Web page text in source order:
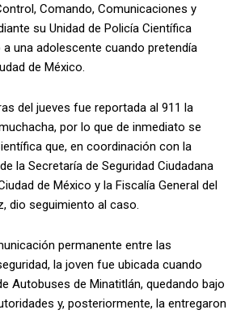
Comando, Comunicaciones y
su Unidad de Policía Científica
a una adolescente cuando pretendía
de México.
del jueves fue reportada al 911 la
por lo que de inmediato se
que, en coordinación con la
la Secretaría de Seguridad Ciudadana
de México y la Fiscalía General del
dio seguimiento al caso.
permanente entre las
la joven fue ubicada cuando
Autobuses de Minatitlán, quedando bajo
y, posteriormente, la entregaron